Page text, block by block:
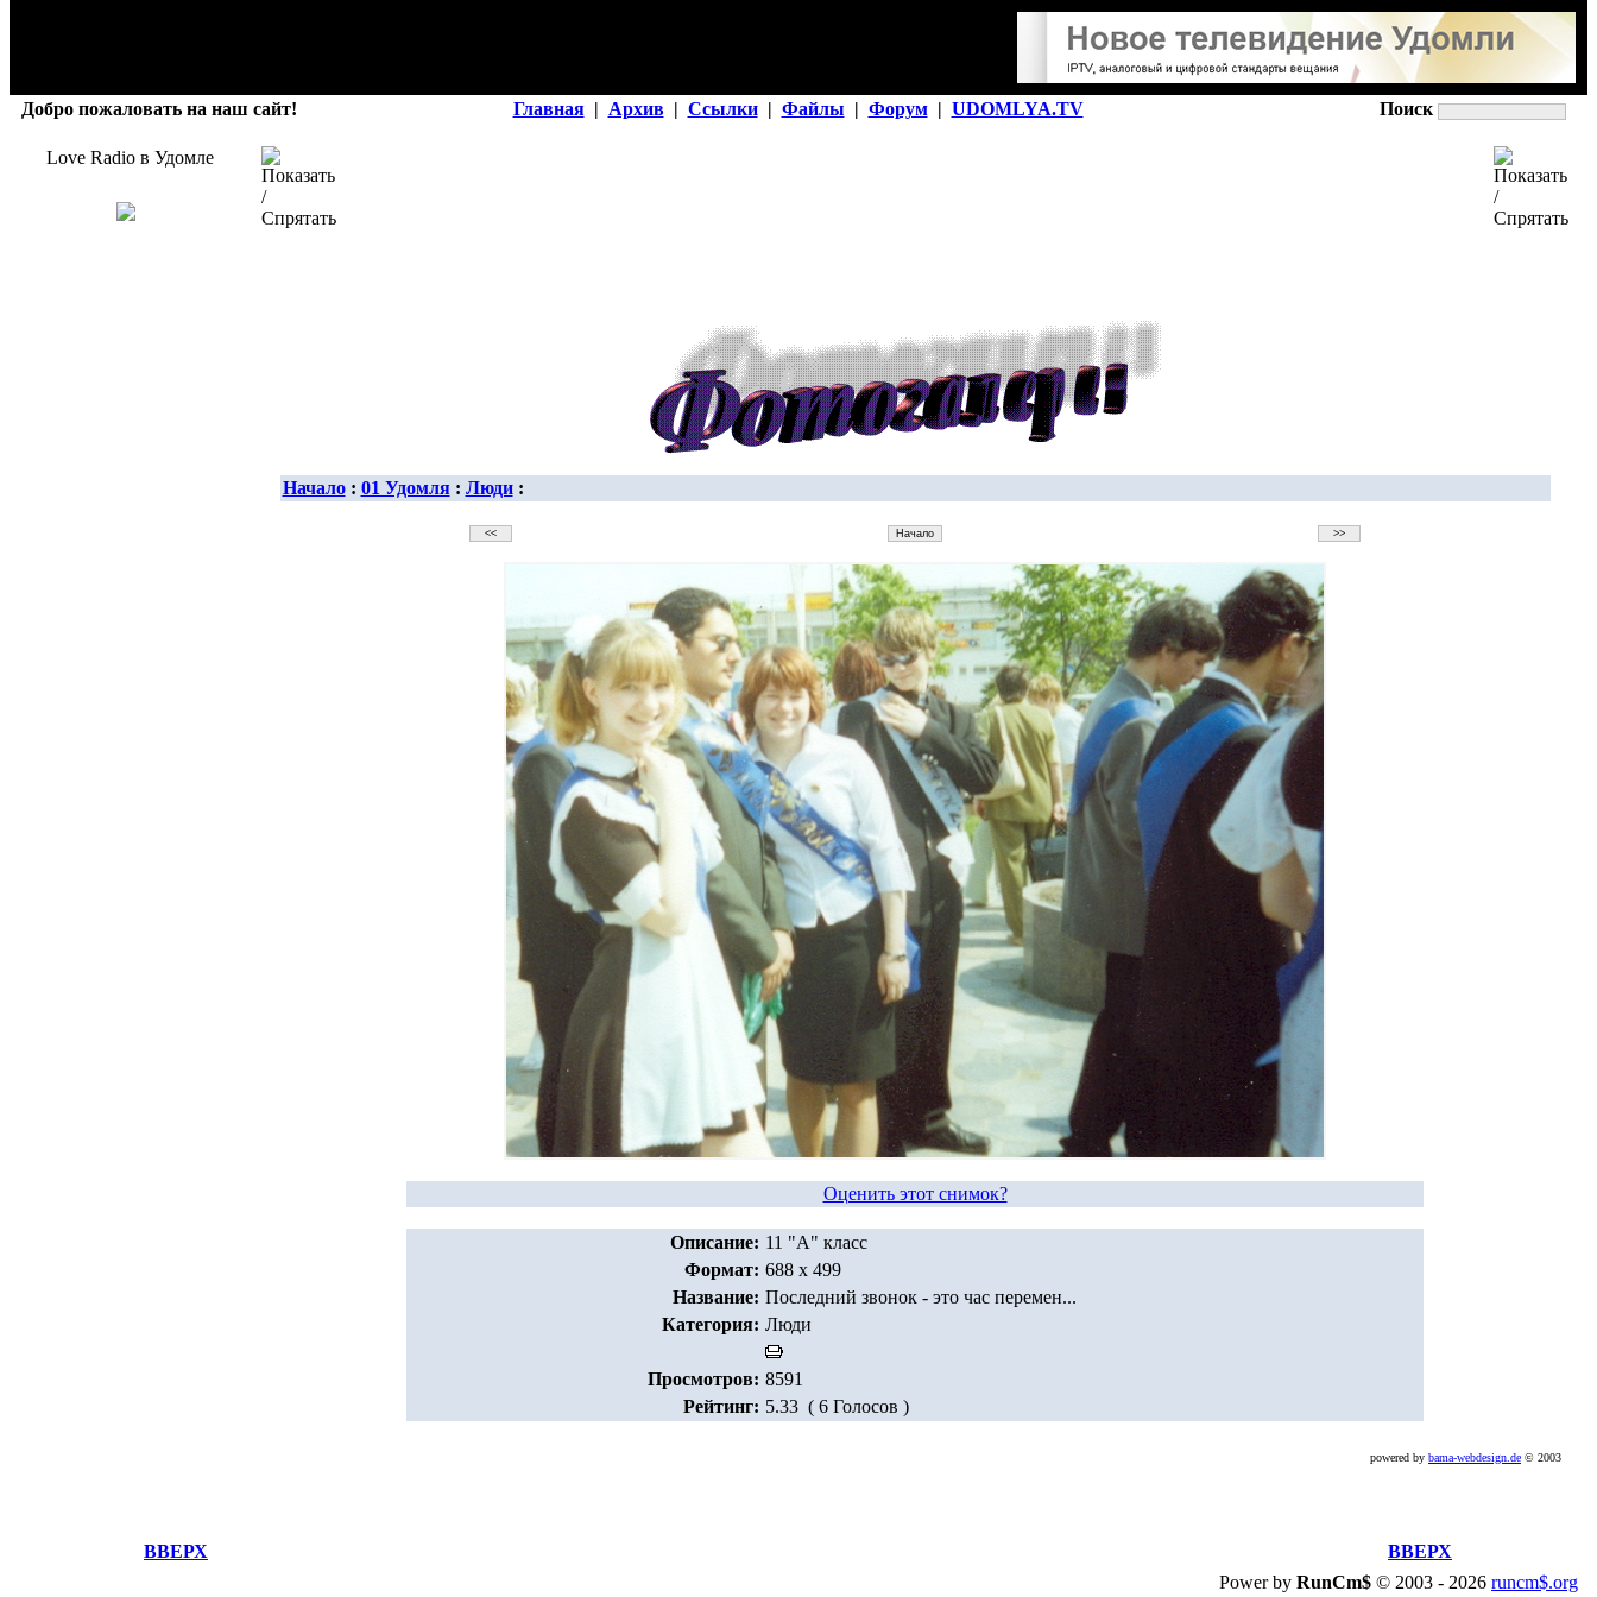
Добро пожаловать на наш сайт! Главная | Архив | Ссылки | Файлы | Форум | UDOMLYA.TV Поиск
Love Radio в Удомле
Начало: 01 Удомля: Люди:
Оценить этот снимок?
Описание: 11 "А" класс
Формат: 688 x 499
Название: Последний звонок - это час перемен...
Категория: Люди
Просмотров: 8591
Рейтинг: 5.33 ( 6 Голосов )
powered by bama-webdesign.de © 2003
ВВЕРХ
ВВЕРХ
Power by RunCm$ © 2003 - 2026 runcm$.org